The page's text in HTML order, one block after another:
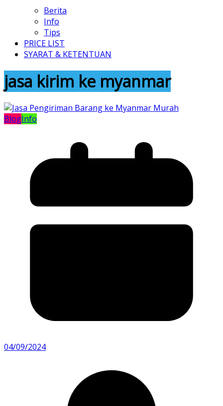
Berita
Info
Tips
PRICE LIST
SYARAT & KETENTUAN
jasa kirim ke myanmar
BlogInfo
04/09/2024